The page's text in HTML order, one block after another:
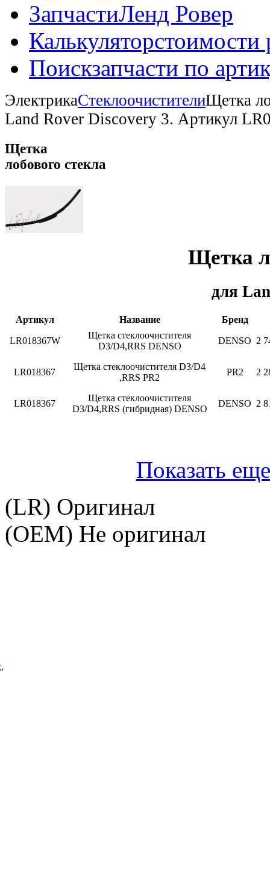
ЗапчастиЛенд Ровер
Калькуляторстоимости
Поискзапчасти по
ЭлектрикаСтеклоочистителиЩетка
Land Rover Discovery 3. Артикул
Щетка
лобового стекла
Щетка
для
Артикул Название Бренд
LR018367W
Щетка стеклоочистителя
D3/D4,RRS DENSO
DENSO 2
LR018367
Щетка стеклоочистителя D3/D4
,RRS PR2
PR2 2
LR018367
Щетка стеклоочистителя
D3/D4,RRS (гибридная) DENSO
DENSO 2
Показать
(LR) Оригинал
(OEM) Не оригинал